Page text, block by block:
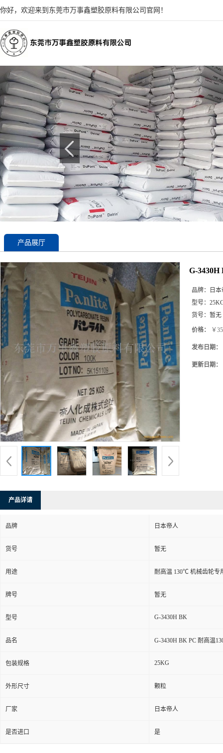
你好，欢迎来到东莞市万事鑫塑胶原料有限公司官网！
产品展厅
G-
品牌：
日
型号：
货号： 暂无
价格： ￥
发布日期：
更新日期：
产品详请
品牌 日本帝人
货号 暂无
用途 耐高温 130℃ 机械齿轮专
牌号 暂无
型号 G-3430H BK
品名 G-3430H BK PC 耐高温
包装规格 25KG
外形尺寸 颗粒
厂家 日本帝人
是否进口 是